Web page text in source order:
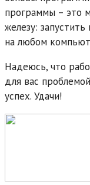
программы – это
железу:
на любом
Надеюсь, что
для вас
успех. Удачи!